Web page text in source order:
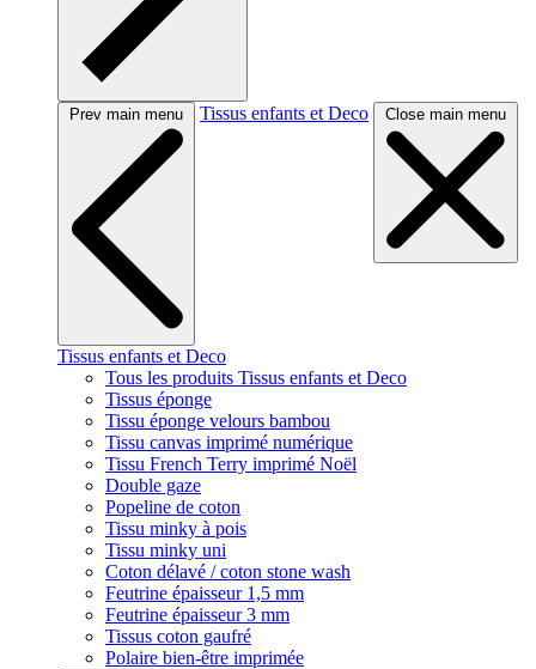
Prev main menu Tissus enfants et Deco Close main menu
Tissus enfants et Deco
Tous les produits Tissus enfants et Deco
Tissus éponge
Tissu éponge velours bambou
Tissu canvas imprimé numérique
Tissu French Terry imprimé Noël
Double gaze
Popeline de coton
Tissu minky à pois
Tissu minky uni
Coton délavé / coton stone wash
Feutrine épaisseur 1,5 mm
Feutrine épaisseur 3 mm
Tissus coton gaufré
Polaire bien-être imprimée